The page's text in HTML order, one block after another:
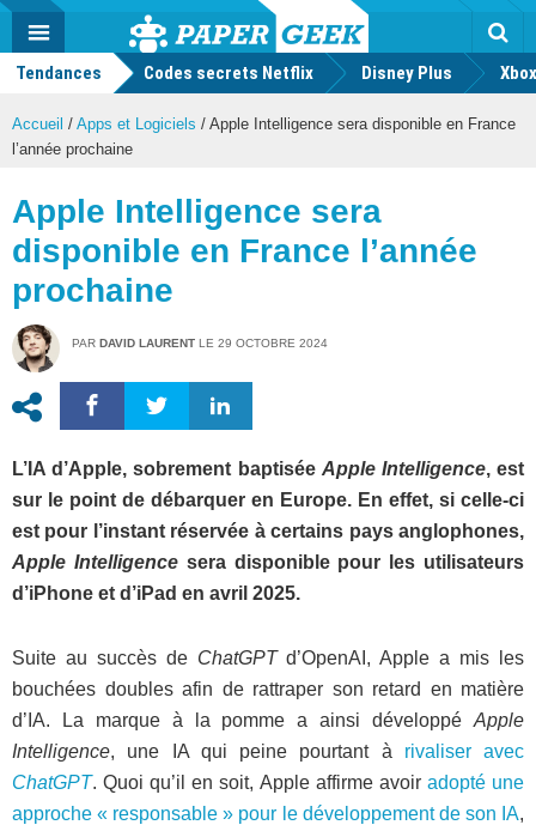
Actu
geek
MENU
Tendances Codes secrets Netflix Disney Plus
Accueil / Apps et Logiciels / Apple Intelligence sera disponible en France
l’année prochaine
Apple Intelligence sera
disponible en France l’année
prochaine
PAR DAVID LAURENT LE 29 OCTOBRE 2024
L’IA d’Apple, sobrement baptisée Apple Intelligence, est
sur le point de débarquer en Europe. En effet, si celle-ci
est pour l’instant réservée à certains pays anglophones,
Apple Intelligencesera disponible pour les utilisateurs
d’iPhone et d’iPad en avril 2025.
Suite au succès de ChatGPTd’OpenAI, Apple a mis les
bouchées doubles afin de rattraper son retard en matière
d’IA. La marque à la pomme a ainsi développé Apple
Intelligence, une IA qui peine pourtant à rivaliser avec
ChatGPT. Quoi qu’il en soit, Apple affirme avoir adopté une
approche « responsable » pour le développement de son IA,
Mode
FacebookTwitter Youtube